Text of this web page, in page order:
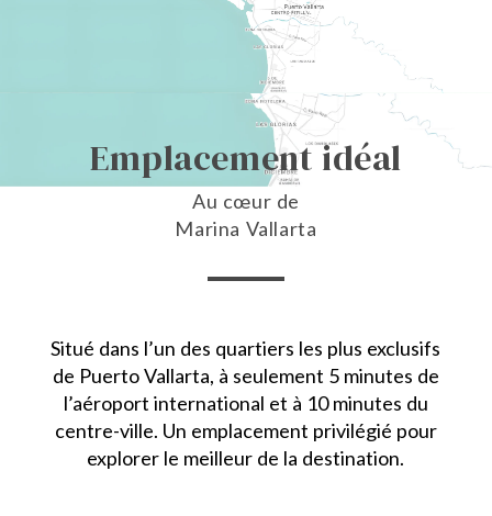
Emplacement idéal
Au cœur de
Marina Vallarta
Situé dans l’un des quartiers les plus exclusifs
de Puerto Vallarta, à seulement 5 minutes de
l’aéroport international et à 10 minutes du
centre-ville. Un emplacement privilégié pour
explorer le meilleur de la destination.